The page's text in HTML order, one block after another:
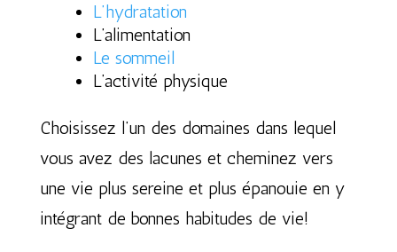
L’hydratation
L’alimentation
Le sommeil
L’activité physique
Choisissez l’un des domaines dans lequel
vous avez des lacunes et cheminez vers
une vie plus sereine et plus épanouie en y
intégrant de bonnes habitudes de vie!